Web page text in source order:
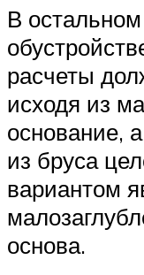
В
расчеты
исходя из
основание,
из бруса
вариантом
основа.